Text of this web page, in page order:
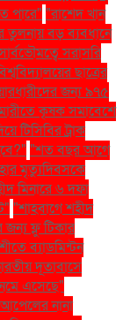
পারে" "রাশেদ খান
তুলনায় বড় ব্যবধানে
সরাসরি
ছাত্রের
জন্য ৯৭৫
কৃষক সমাবেশে
টিসিবির ট্রাক
"শত বছর আগে
মৃত্যুদিবসকে
মিনারে ৬ দফা
"শাহবাগে শহীদ
ফ্লু টিকার
ব্যাডমিন্টন
দূতাবাসে
এসেছে"
নানা